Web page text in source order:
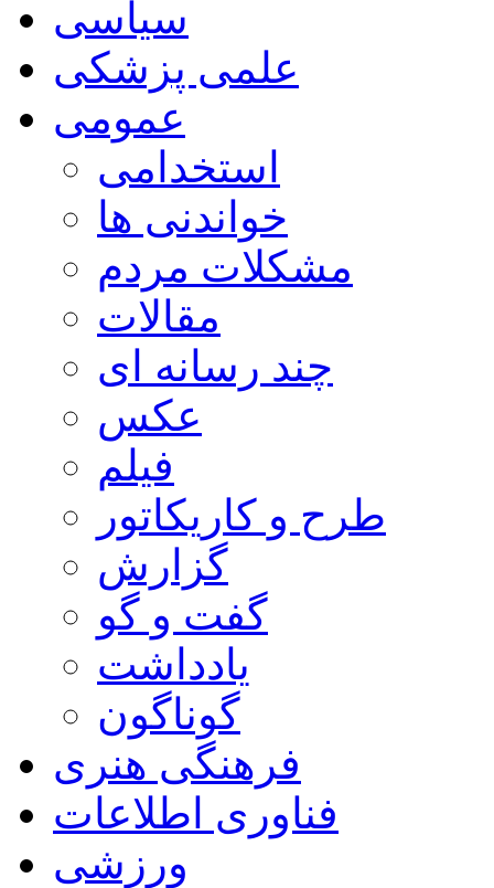
سیاسی
علمی پزشکی
عمومی
استخدامی
خواندنی ها
مشکلات مردم
مقالات
چند رسانه ای
عکس
فیلم
طرح و کاریکاتور
گزارش
گفت و گو
یادداشت
گوناگون
فرهنگی هنری
فناوری اطلاعات
ورزشی